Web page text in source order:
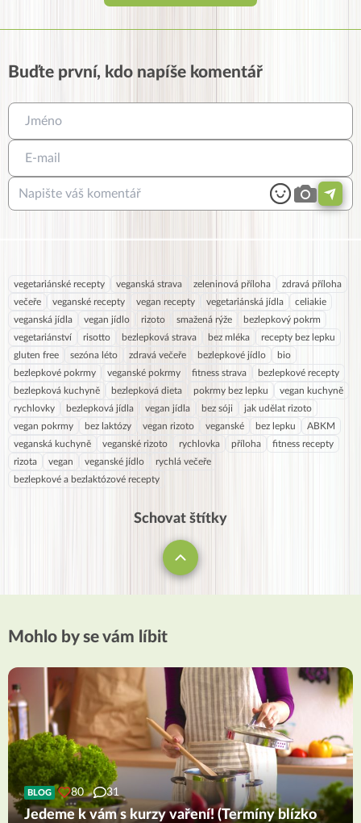
Buďte první, kdo napíše komentář
vegetariánské recepty veganská strava zeleninová příloha
zdravá příloha
večeře
veganské recepty vegan recepty vegetariánská jídla
celiakie
veganská jídla
vegan jídlo rizoto smažená rýže
bezlepkový pokrm
vegetariánství
risotto bezlepková strava bez mléka
recepty bez lepku
gluten free
sezóna léto zdravá večeře bezlepkové jídlo
bio
bezlepkové pokrmy
veganské pokrmy fitness strava
bezlepkové recepty
bezlepková kuchyně
bezlepková dieta pokrmy bez lepku
vegan kuchyně
rychlovky
bezlepková jídla vegan jídla bez sóji
jak udělat rizoto
vegan pokrmy
bez laktózy vegan rizoto veganské bez lepku
ABKM
veganská kuchyně
veganské rizoto rychlovka příloha
fitness recepty
rizota
vegan veganské jídlo
rychlá večeře
bezlepkové a bezlaktózové recepty
Schovat štítky
Mohlo by se vám líbit
BLOG 80 31
Jedeme k vám s kurzy vaření! (Termíny blízko